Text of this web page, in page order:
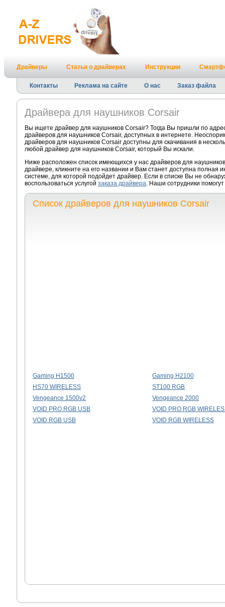
Драйверы Статьи о драйверах Инструкции
Контакты Реклама на сайте О нас Заказ файла
Драйвера для наушников Corsair
Вы ищете драйвер для наушников Corsair? Тогда Вы пришли по
драйверов для наушников Corsair, доступных в интернете.
драйверов для наушников Corsair доступны для скачивания в
любой драйвер для наушников Corsair, который Вы искали.
Ниже расположен список имеющихся у нас драйверов для
драйвере, кликните на его названии и Вам станет доступна
системе, для которой подойдет драйвер. Если в списке Вы не
воспользоваться услугой заказа драйвера. Наши сотрудники
Список драйверов для наушников Corsair
Gaming H1500
Gaming H2100
HS70 WIRELESS
ST100 RGB
Vengeance 1500v2
Vengeance 2000
VOID PRO RGB USB
VOID PRO RGB
VOID RGB USB
VOID RGB WIRELESS